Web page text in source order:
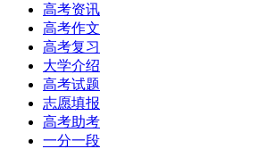
高考资讯
高考作文
高考复习
大学介绍
高考试题
志愿填报
高考助考
一分一段